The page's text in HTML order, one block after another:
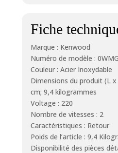
Fiche
Marque : Kenwood
Numéro de modèle :
Couleur : Acier Inoxydable
Dimensions du produit (L
cm; 9,4 kilogrammes
Voltage : 220
Nombre de vitesses : 2
Caractéristiques : Retour
Poids de l’article : 9,4
Disponibilité des pièces